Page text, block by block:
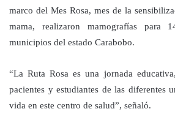
marco del Mes Rosa, mes de la
mama, realizaron mamografías para
municipios del estado Carabobo.
“La Ruta Rosa es una jornada
pacientes y estudiantes de las diferentes
vida en este centro de salud”, señaló.